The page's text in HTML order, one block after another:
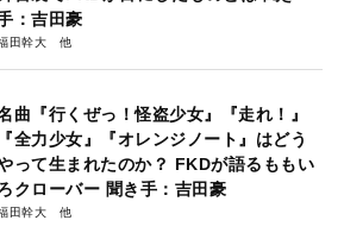
：吉田豪
田幹大
曲『行くぜっ！怪盗少女』『走れ！』
『全力少女』『オレンジノート』はどう
って生まれたのか？ FKDが語るももい
クローバー 聞き手：吉田豪
田幹大